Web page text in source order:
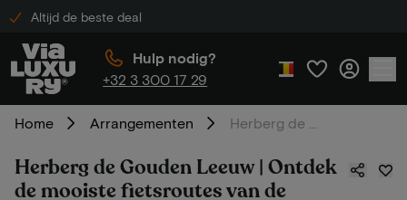
Altijd de beste deal
Hulp nodig?
+32 3 300 17 29
Home Arrangementen
Herberg de Gouden Leeuw | Ontdek
de mooiste fietsroutes van de